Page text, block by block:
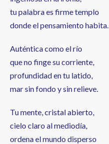
tu palabra es firme templo
donde el pensamiento habita.
Auténtica como el río
que no finge su corriente,
profundidad en tu latido,
mar sin fondo y sin relieve.
Tu mente, cristal abierto,
cielo claro al mediodía,
ordena el mundo disperso